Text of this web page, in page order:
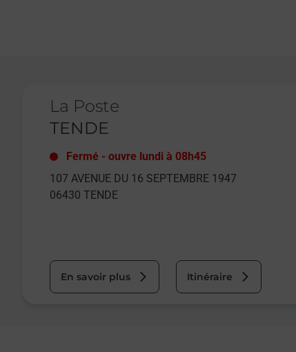
La Poste
TENDE
Fermé - ouvre lundi à 08h45
107 AVENUE DU 16 SEPTEMBRE 1947
06430 TENDE
En savoir plus Itinéraire